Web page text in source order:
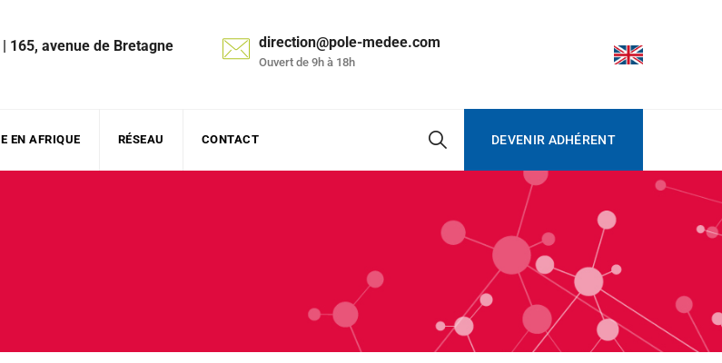
165, avenue de Bretagne
direction@pole-medee.com
Ouvert de 9h à 18h
EN AFRIQUE RÉSEAU CONTACT DEVENIR ADHÉRENT